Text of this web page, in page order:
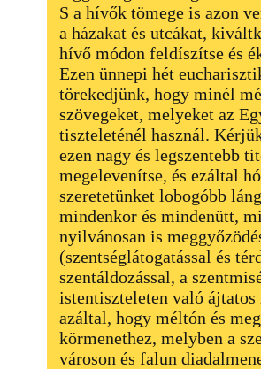
S a hívők tömege is azon
a házakat és utcákat,
hívő módon feldíszítse és
Ezen ünnepi hét
törekedjünk, hogy minél
szövegeket, melyeket az
tiszteleténél használ.
ezen nagy és legszentebb
megelevenítse, és ezáltal
szeretetünket lobogóbb
mindenkor és mindenütt,
nyilvánosan is
(szentséglátogatással és
szentáldozással, a
istentiszteleten való
azáltal, hogy méltón és
körmenethez, melyben a
városon és falun